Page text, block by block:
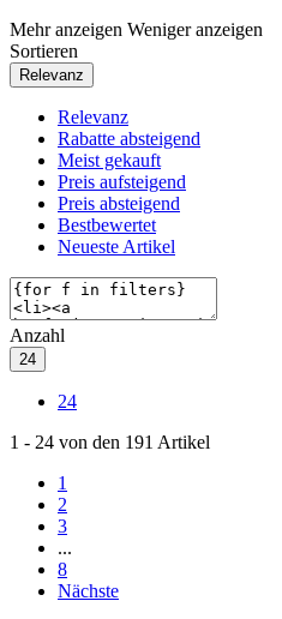
Mehr anzeigen Weniger anzeigen
Sortieren
Relevanz
Relevanz
Rabatte absteigend
Meist gekauft
Preis aufsteigend
Preis absteigend
Bestbewertet
Neueste Artikel
Anzahl
24
24
1 - 24 von den 191 Artikel
1
2
3
...
8
Nächste